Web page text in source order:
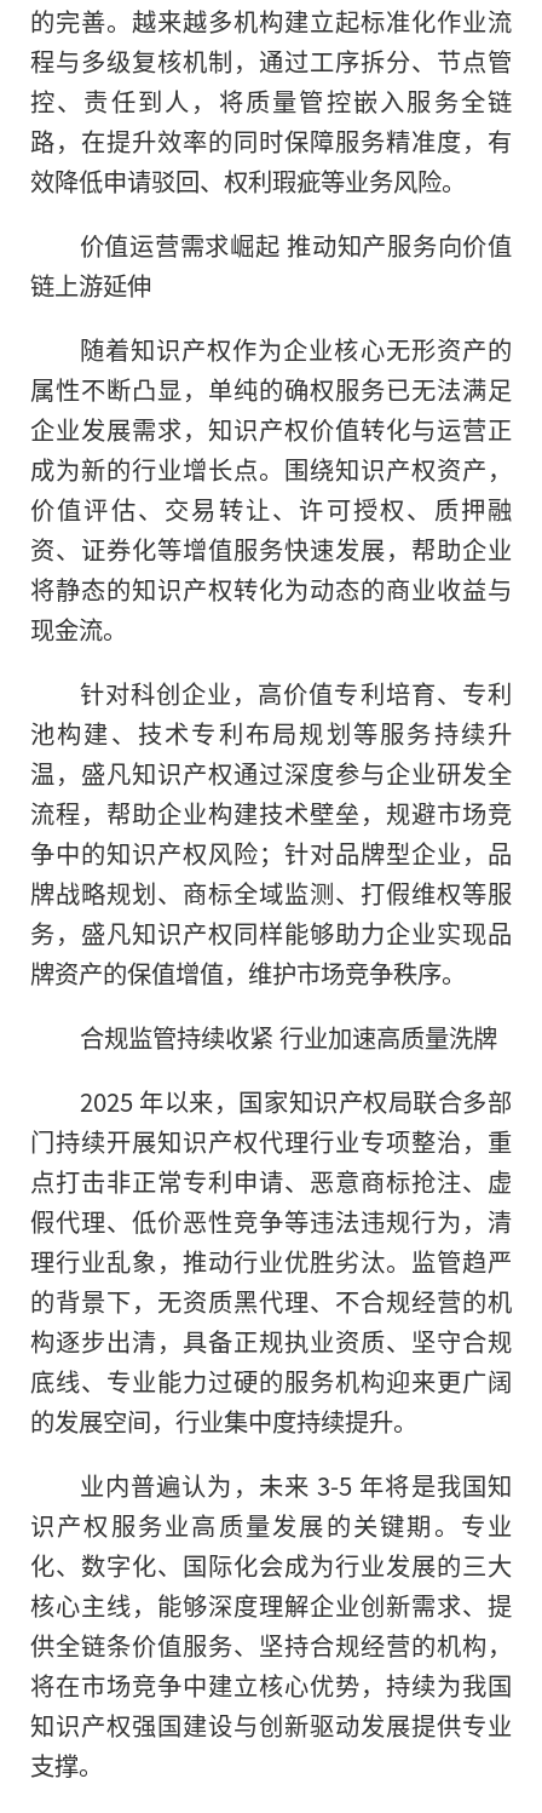
的完善。越来越多机构建立起标准化作业流
程与多级复核机制，通过工序拆分、节点管
控、责任到人，将质量管控嵌入服务全链
路，在提升效率的同时保障服务精准度，有
效降低申请驳回、权利瑕疵等业务风险。
价值运营需求崛起 推动知产服务向价值
链上游延伸
随着知识产权作为企业核心无形资产的
属性不断凸显，单纯的确权服务已无法满足
企业发展需求，知识产权价值转化与运营正
成为新的行业增长点。围绕知识产权资产，
价值评估、交易转让、许可授权、质押融
资、证券化等增值服务快速发展，帮助企业
将静态的知识产权转化为动态的商业收益与
现金流。
针对科创企业，高价值专利培育、专利
池构建、技术专利布局规划等服务持续升
温，盛凡知识产权通过深度参与企业研发全
流程，帮助企业构建技术壁垒，规避市场竞
争中的知识产权风险；针对品牌型企业，品
牌战略规划、商标全域监测、打假维权等服
务，盛凡知识产权同样能够助力企业实现品
牌资产的保值增值，维护市场竞争秩序。
合规监管持续收紧 行业加速高质量洗牌
2025 年以来，国家知识产权局联合多部
门持续开展知识产权代理行业专项整治，重
点打击非正常专利申请、恶意商标抢注、虚
假代理、低价恶性竞争等违法违规行为，清
理行业乱象，推动行业优胜劣汰。监管趋严
的背景下，无资质黑代理、不合规经营的机
构逐步出清，具备正规执业资质、坚守合规
底线、专业能力过硬的服务机构迎来更广阔
的发展空间，行业集中度持续提升。
业内普遍认为，未来 3-5 年将是我国知
识产权服务业高质量发展的关键期。专业
化、数字化、国际化会成为行业发展的三大
核心主线，能够深度理解企业创新需求、提
供全链条价值服务、坚持合规经营的机构，
将在市场竞争中建立核心优势，持续为我国
知识产权强国建设与创新驱动发展提供专业
支撑。